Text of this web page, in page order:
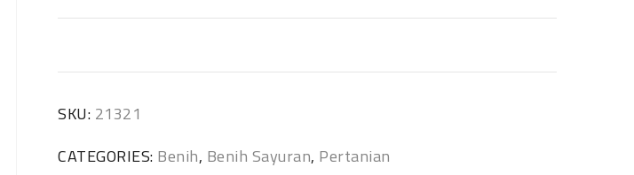
SKU: 21321
CATEGORIES: Benih, Benih Sayuran, Pertanian